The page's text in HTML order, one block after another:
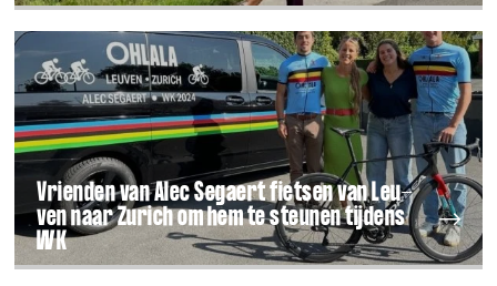
Vrien­den van Alec Segaert fiet­sen van Leu­
ven naar Zurich om hem te steu­nen tij­dens
WK